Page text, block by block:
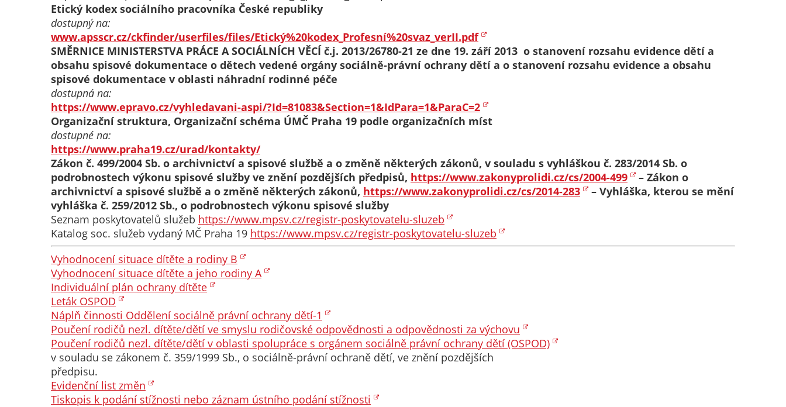
Etický kodex sociálního pracovníka České republiky
dostupný na:
www.apsscr.cz/ckfinder/userfiles/files/Etický%20kodex_Profesní%20svaz_verII.pdf
SMĚRNICE MINISTERSTVA PRÁCE A SOCIÁLNÍCH VĚCÍ č.j. 2013/26780-21 ze dne 19. září 2013 o stanovení rozsahu evidence dětí a
obsahu spisové dokumentace o dětech vedené orgány sociálně-právní ochrany dětí a o stanovení rozsahu evidence a obsahu
spisové dokumentace v oblasti náhradní rodinné péče
dostupná na:
https://www.epravo.cz/vyhledavani-aspi/?Id=81083&Section=1&IdPara=1&ParaC=2
Organizační struktura, Organizační schéma ÚMČ Praha 19 podle organizačních míst
dostupné na:
https://www.praha19.cz/urad/kontakty/
Zákon č. 499/2004 Sb. o archivnictví a spisové službě a o změně některých zákonů, v souladu s vyhláškou č. 283/2014 Sb. o
podrobnostech výkonu spisové služby ve znění pozdějších předpisů, https://www.zakonyprolidi.cz/cs/2004-499 – Zákon o
archivnictví a spisové službě a o změně některých zákonů, https://www.zakonyprolidi.cz/cs/2014-283 – Vyhláška, kterou se mění
vyhláška č. 259/2012 Sb., o podrobnostech výkonu spisové služby
Seznam poskytovatelů služeb https://www.mpsv.cz/registr-poskytovatelu-sluzeb
Katalog soc. služeb vydaný MČ Praha 19 https://www.mpsv.cz/registr-poskytovatelu-sluzeb
Vyhodnocení situace dítěte a rodiny B
Vyhodnocení situace dítěte a jeho rodiny A
Individuální plán ochrany dítěte
Leták OSPOD
Náplň činnosti Oddělení sociálně právní ochrany dětí-1
Poučení rodičů nezl. dítěte/dětí ve smyslu rodičovské odpovědnosti a odpovědnosti za výchovu
Poučení rodičů nezl. dítěte/dětí v oblasti spolupráce s orgánem sociálně právní ochrany dětí (OSPOD)
v souladu se zákonem č. 359/1999 Sb., o sociálně-právní ochraně dětí, ve znění pozdějších
předpisu.
Evidenční list změn
Tiskopis k podání stížnosti nebo záznam ústního podání stížnosti
na konkrétní
uživatelé
našeho webu.
používání
analytických
návštěvě,
ztrácíme
možnost
výkonu a
optimalizace
našich
Používáme rovněž
soubory cookie a
další technologie,